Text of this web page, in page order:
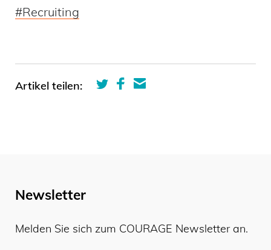
#Recruiting
Artikel teilen:
Newsletter
Melden Sie sich zum COURAGE Newsletter an.